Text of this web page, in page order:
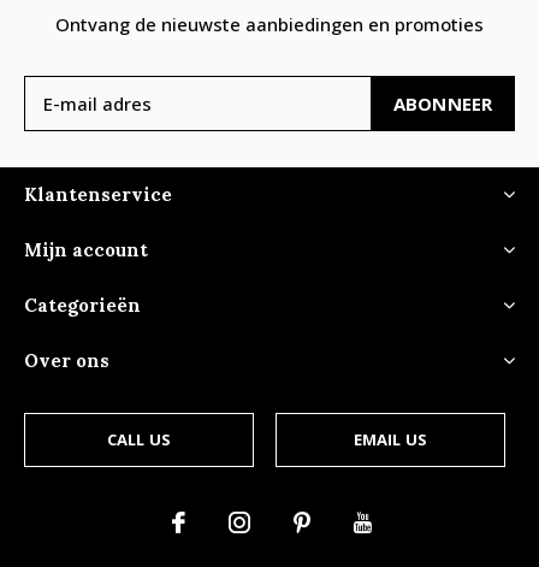
Ontvang de nieuwste aanbiedingen en promoties
ABONNEER
Klantenservice
Mijn account
Categorieën
Over ons
CALL US EMAIL US